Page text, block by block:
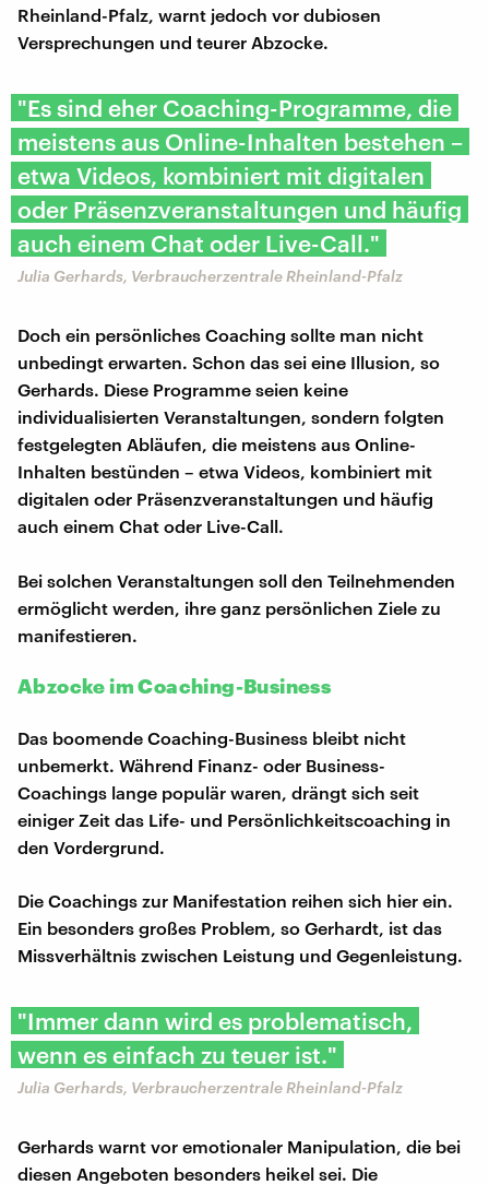
Rheinland-Pfalz, warnt jedoch vor dubiosen
Versprechungen und teurer Abzocke.
"Es sind eher Coaching-Programme, die
meistens aus Online-Inhalten bestehen –
etwa Videos, kombiniert mit digitalen
oder Präsenzveranstaltungen und häufig
auch einem Chat oder Live-Call."
Julia Gerhards, Verbraucherzentrale Rheinland-Pfalz
Doch ein persönliches Coaching sollte man nicht
unbedingt erwarten. Schon das sei eine Illusion, so
Gerhards. Diese Programme seien keine
individualisierten Veranstaltungen, sondern folgten
festgelegten Abläufen, die meistens aus Online-
Inhalten bestünden – etwa Videos, kombiniert mit
digitalen oder Präsenzveranstaltungen und häufig
auch einem Chat oder Live-Call.
Bei solchen Veranstaltungen soll den Teilnehmenden
ermöglicht werden, ihre ganz persönlichen Ziele zu
manifestieren.
Abzocke im Coaching-Business
Das boomende Coaching-Business bleibt nicht
unbemerkt. Während Finanz- oder Business-
Coachings lange populär waren, drängt sich seit
einiger Zeit das Life- und Persönlichkeitscoaching in
den Vordergrund.
Die Coachings zur Manifestation reihen sich hier ein.
Ein besonders großes Problem, so Gerhardt, ist das
Missverhältnis zwischen Leistung und Gegenleistung.
"Immer dann wird es problematisch,
wenn es einfach zu teuer ist."
Julia Gerhards, Verbraucherzentrale Rheinland-Pfalz
Gerhards warnt vor emotionaler Manipulation, die bei
diesen Angeboten besonders heikel sei. Die